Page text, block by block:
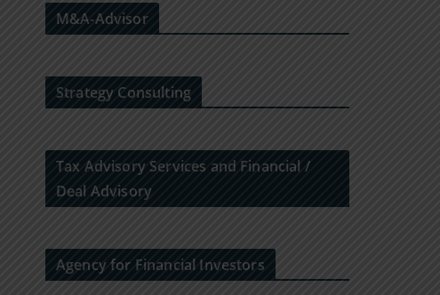
M&A-Advisor
Strategy Consulting
Tax Advisory Services and Financial /
Deal Advisory
Agency for Financial Investors